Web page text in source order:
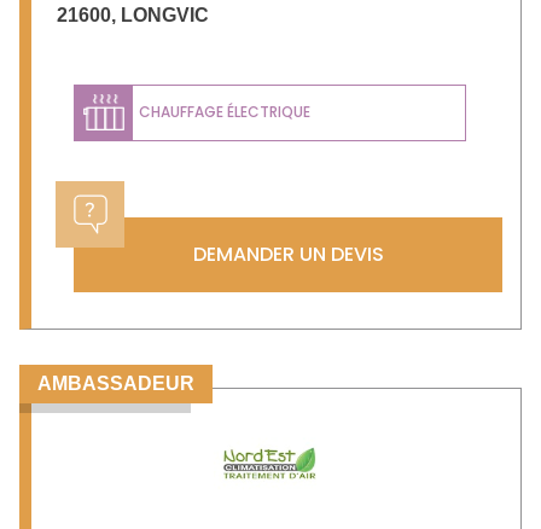
21600, LONGVIC
CHAUFFAGE ÉLECTRIQUE
DEMANDER UN DEVIS
AMBASSADEUR